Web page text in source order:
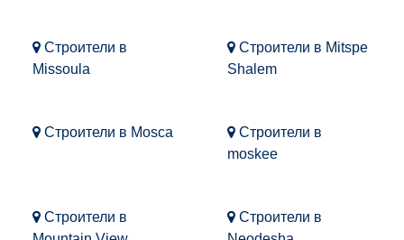
Строители в
Missoula
Строители в Mitspe
Shalem
Строители в Mosca
Строители в
moskee
Строители в
Строители в